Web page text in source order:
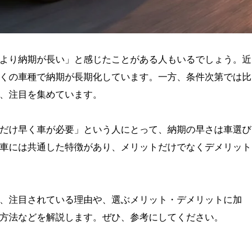
り納期が長い」と感じたことがある人もいるでしょう。近
の車種で納期が長期化しています。一方、条件次第では比
注目を集めています。
け早く車が必要」という人にとって、納期の早さは車選び
には共通した特徴があり、メリットだけでなくデメリット
注目されている理由や、選ぶメリット・デメリットに加
法などを解説します。ぜひ、参考にしてください。